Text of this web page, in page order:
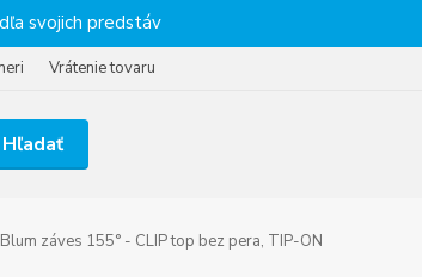
svojich predstáv
Vrátenie tovaru
Hľadať
Blum záves 155° - CLIP top bez pera, TIP-ON